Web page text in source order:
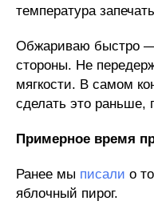
температура
Обжариваю быстро
стороны. Не
мягкости. В самом
сделать это раньше,
Примерное время
Ранее мы писали о
яблочный пирог.